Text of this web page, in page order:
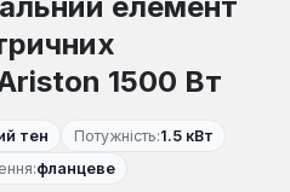
Ariston 1500 Вт
тен Потужність:1.5 кВт
фланцеве